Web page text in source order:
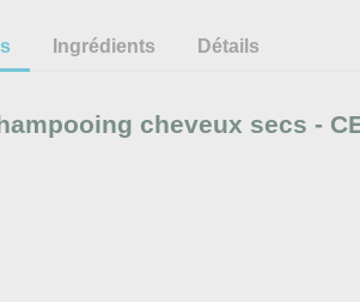
Ingrédients Détails
cheveux secs -